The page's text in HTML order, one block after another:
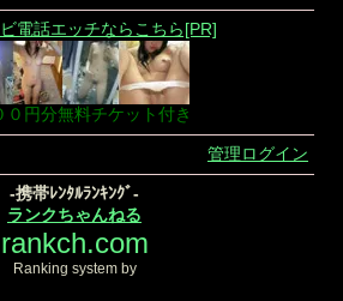
電話エッチならこちら[PR]
０円分無料チケット付き
管理ログイン
-携帯ﾚﾝﾀﾙﾗﾝｷﾝｸﾞ-
ランクちゃんねる
rankch.com
Ranking system by